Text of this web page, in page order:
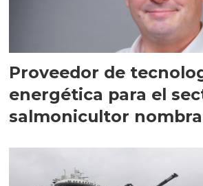
Proveedor de
energética para el
salmonicultor